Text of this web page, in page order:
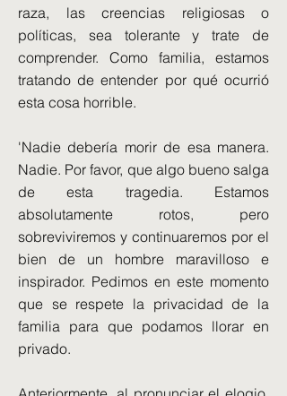
raza, las creencias religiosas o
políticas, sea tolerante y trate de
comprender. Como familia, estamos
tratando de entender por qué ocurrió
esta cosa horrible.
'Nadie debería morir de esa manera.
Nadie. Por favor, que algo bueno salga
de esta tragedia. Estamos
absolutamente rotos, pero
sobreviviremos y continuaremos por el
bien de un hombre maravilloso e
inspirador. Pedimos en este momento
que se respete la privacidad de la
familia para que podamos llorar en
privado.